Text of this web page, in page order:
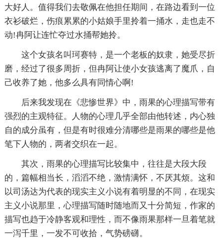
大好人。值得我们去敬佩在他担任期间，在路边看到一位
衣衫破烂，伤痕累累的小姑娘手里拎着一捅水，走也走不
动!冉阿让连忙夺过水捅帮她拎。
这个女孩名叫珂赛特，是一个老板的奴隶，她受尽折
磨，经过了很多周折，但冉阿让使小女孩逃离了魔爪，自
己收养了她，他多么具有同情心啊!
后来我发现在《悲惨世界》中，雨果的心理描写带有
强烈的主观特征。人物的心理几乎全部由他转述，内心独
自的成分虽有，但是有时很难分清哪些是雨果的哪些是他
笔下人物的，两者交织在一起。
其次，雨果的心理描写比较集中，往往是大段大段
的，篇幅相当长，滔滔不绝，激情满怀，不厌其烦。这和
以司汤达为代表的现实主义小说有着明显的不同，在现实
主义小说那里，心理描写随时随地而又十分简短，作家的
描写也趋于冷静客观和理性，而不像雨果那样一旦着笔就
一泻千里，一发不可收拾，气势磅礴。